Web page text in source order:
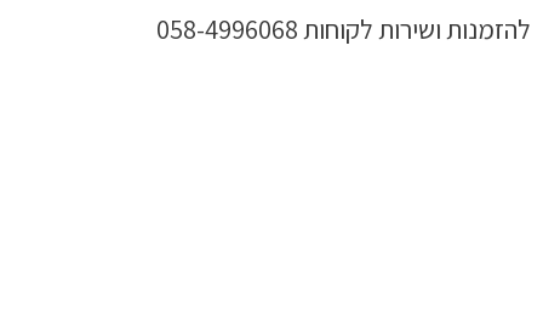
לתוכןלהזמנות ושירות לקוחות 058-4996068